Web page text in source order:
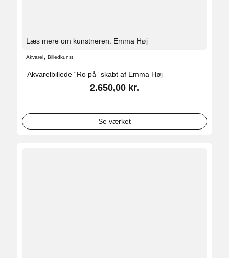
Læs mere om kunstneren: Emma Høj
Akvarel,Billedkunst
Akvarelbillede “Ro på” skabt af Emma Høj
2.650,00 kr.
Se værket